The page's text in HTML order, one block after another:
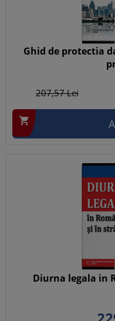
Ghid de protectia
207,57Lei

Diurna legala in